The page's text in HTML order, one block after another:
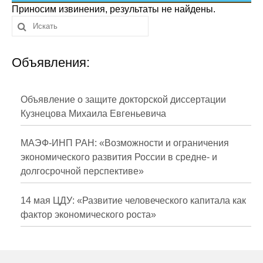
Сотрудники
Отчетность
Противодействие коррупции
Публикации
Научная жизнь
Издания
Проблемы прогнозирования
О журнале
Приносим извинения, результаты не найдены.
Объявления:
Объявление о защите докторской диссертации
Кузнецова Михаила Евгеньевича
МАЭФ-ИНП РАН: «Возможности и ограничения
экономического развития России в средне- и
долгосрочной перспективе»
14 мая ЦДУ: «Развитие человеческого капитала как
фактор экономического роста»